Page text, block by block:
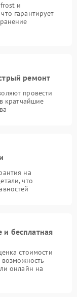
и
гарантирует
ремонт
провести
кратчайшие
на
что
и бесплатная
стоимости
возможность
онлайн на